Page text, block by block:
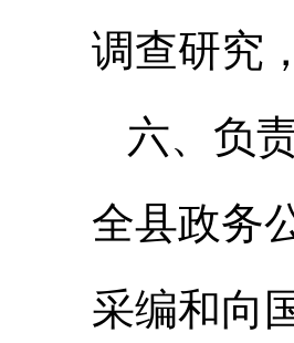
调查研究
六、负
全县政务
采编和向